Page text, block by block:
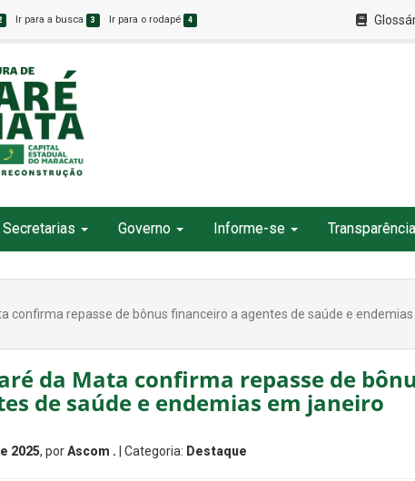
Ir para a busca 3 Ir para o rodapé 4
Secretarias Governo Informe-se Transparência
confirma repasse de bônus financeiro a agentes de saúde e
da Mata confirma repasse de
de saúde e endemias em janeiro
2025, porAscom . | Categoria: Destaque